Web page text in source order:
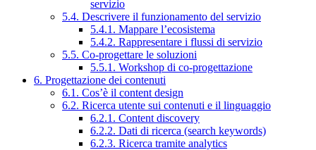
servizio
5.4. Descrivere il funzionamento del servizio
5.4.1. Mappare l’ecosistema
5.4.2. Rappresentare i flussi di servizio
5.5. Co-progettare le soluzioni
5.5.1. Workshop di co-progettazione
6. Progettazione dei contenuti
6.1. Cos’è il content design
6.2. Ricerca utente sui contenuti e il linguaggio
6.2.1. Content discovery
6.2.2. Dati di ricerca (search keywords)
6.2.3. Ricerca tramite analytics